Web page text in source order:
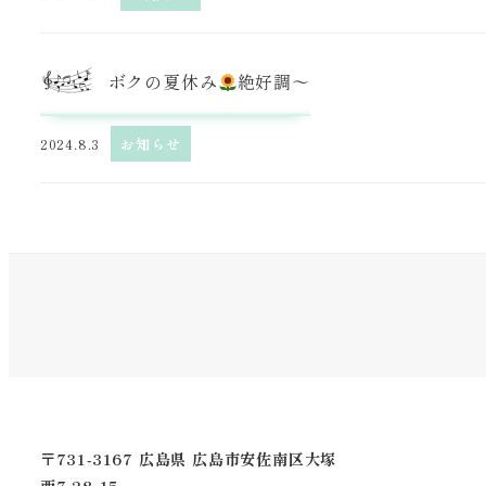
ボクの夏休み 絶好調〜
2024.8.3 お知らせ
〒731-3167 広島県 広島市安佐南区大塚